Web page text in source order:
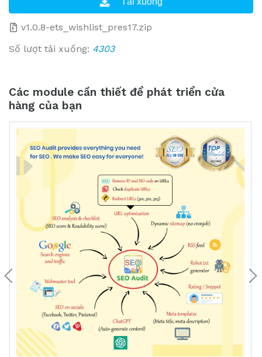
v1.0.8-ets_wishlist_pres17.zip
Số lượt tải xuống: 4303
Các module cần thiết để phát triển cửa
hàng của bạn